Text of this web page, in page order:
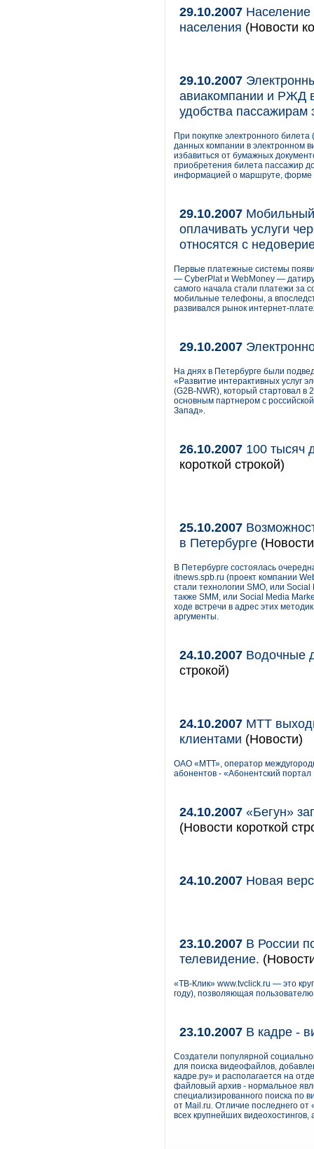
29.10.2007 Население
населения (Новости
29.10.2007
авиакомпании и РЖД
удобства пассажирам
При покупке электронного
данных компании в электронном
избавиться от бумажных
приобретения билета пассажир
информацией о маршруте, форме
29.10.2007 Мобильный
оплачивать услуги
относятся с
Первые платежные системы
— CyberPlat и WebMoney —
самого начала стали платежи за
мобильные телефоны, а
развивался рынок интернет-
29.10.2007
На днях в Петербурге были
«Развитие интерактивных услуг
(G2B-NWR), который стартовал
основным партнером с
Запад».
26.10.2007 100 тысяч
короткой строкой)
25.10.2007
в Петербурге
В Петербурге состоялась
itnews.spb.ru (проект компании
стали технологии SMO, или
также SMM, или Social Media
ходе встречи в адрес этих
аргументы.
24.10.2007 Водочные
строкой)
24.10.2007 МТТ
клиентами (Новости)
ОАО «МТТ», оператор
абонентов - «Абонентский
24.10.2007 «Бегун»
(Новости короткой
24.10.2007 Новая
23.10.2007 В России
телевидение.
«ТВ-Клик» www.tvclick.ru — это
году), позволяющая
23.10.2007 В кадре -
Создатели популярной
для поиска видеофайлов,
кадре.ру» и располагается на
файловый архив - нормальное
специализированного поиска по
от Mail.ru. Отличие последнего
всех крупнейших видеохостингов,